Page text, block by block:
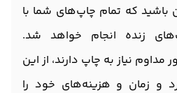
باشید که تمام چاپ‌های شما با
زنده انجام خواهد شد.
نیاز به چاپ دارند، از این
و زمان و هزینه‌های خود را